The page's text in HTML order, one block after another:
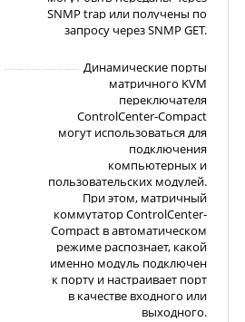
SNMP trap или получены по
запросу через SNMP GET.
Динамические порты
матричного KVM
переключателя
ControlCenter-Compact
могут использоваться для
подключения
компьютерных и
пользовательских модулей.
При этом, матричный
коммутатор ControlCenter-
Compact в автоматическом
режиме распознает, какой
именно модуль подключен
к порту и настраивает порт
в качестве входного или
выходного.